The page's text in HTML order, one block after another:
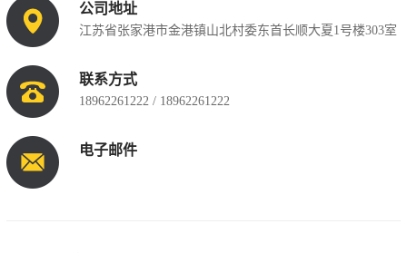
公司地址
江苏省张家港市金港镇山北村委东首长顺大夏1号楼303室
联系方式
18962261222 / 18962261222
电子邮件